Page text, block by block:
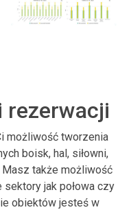
rezerwacji
możliwość tworzenia
boisk, hal, siłowni,
Masz także możliwość
jak połowa czy
obiektów jesteś w